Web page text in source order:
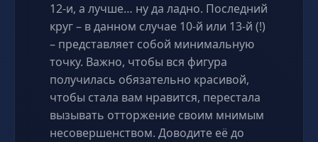
12-и, а лучше… ну да ладно. Последний
круг – в данном случае 10-й или 13-й (!)
– представляет собой минимальную
точку. Важно, чтобы вся фигура
получилась обязательно красивой,
чтобы стала вам нравится, перестала
вызывать отторжение своим мнимым
несовершенством. Доводите её до